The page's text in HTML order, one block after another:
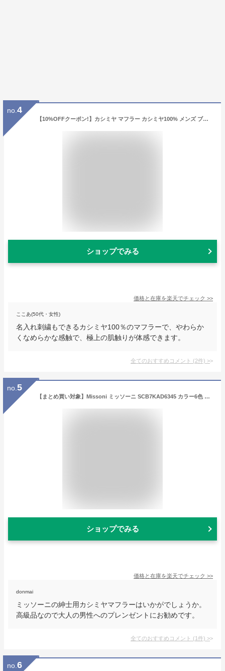
no. 4
【10%OFFクーポン!】カシミヤ マフラー カシミヤ100% メンズ ブランド Filomo 無地 メンズマフラー 秋 冬 50cm × 190cm 高品質 内モンゴル産 極やわカシミヤ ベビカシ カシミヤマフラー カシミヤ ストール バレンタイン ギフト 【名入れ刺繍対象】 7F (02000277-mens-1r)
ショップでみる
価格と在庫を楽天でチェック >>
ここあ(50代・女性)
名入れ刺繍もできるカシミヤ100％のマフラーで、やわらか
くなめらかな感触で、極上の肌触りが体感できます。
全てのおすすめコメント (2件) >
no. 5
【まとめ買い対象】Missoni ミッソーニ SCB7KAD6345 カラー6色 カシミヤ マフラー ストール 無地 メンズ【set_buy】
ショップでみる
価格と在庫を楽天でチェック >>
donmai
ミッソーニの紳士用カシミヤマフラーはいかがでしょうか。
高級品なので大人の男性へのプレンゼントにお勧めです。
全てのおすすめコメント (1件) >
no. 6